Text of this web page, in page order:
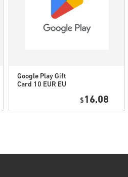
Google Play Gift
Card 10 EUR EU
$ 16,08